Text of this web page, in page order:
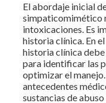
El abordaje inicial
simpaticomimético
intoxicaciones. Es
historia clínica. En
historia clínica
para identificar las
optimizar el
antecedentes
sustancias de